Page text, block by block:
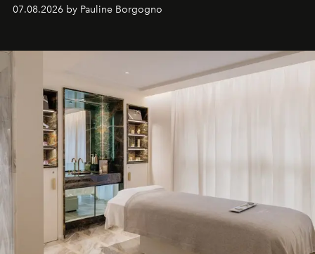
générationnel.
07.08.2026 by Pauline Borgogno